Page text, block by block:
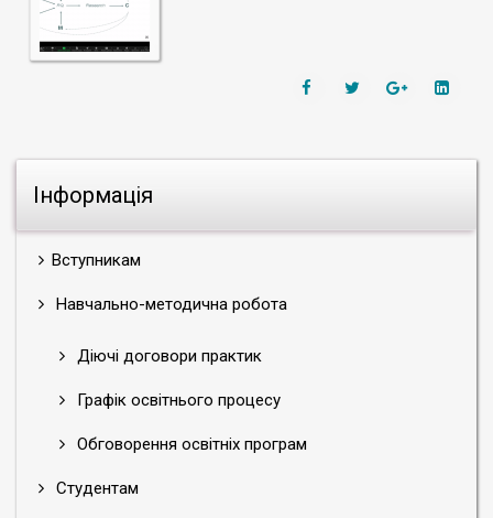
Інформація
Вступникам
Навчально-методична робота
Діючі договори практик
Графік освітнього процесу
Обговорення освітніх програм
Студентам